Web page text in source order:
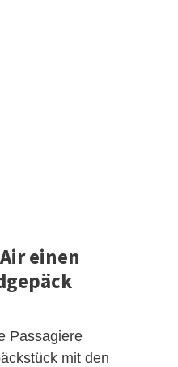
einen
Passagiere
mit den